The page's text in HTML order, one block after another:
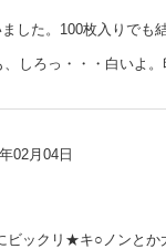
した。100枚入りで
しろっ・・・白いよ
02月04日
ックリ★キ○ノンと